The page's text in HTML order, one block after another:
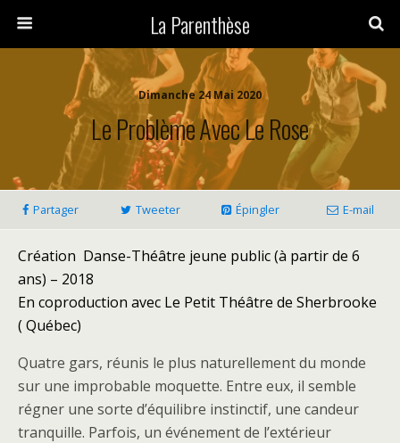
La Parenthèse
Dimanche 24 Mai 2020
Le Problème Avec Le Rose
Partager Tweeter Épingler E-mail
Création Danse-Théâtre jeune public (à partir de 6
ans) – 2018
En coproduction avec Le Petit Théâtre de Sherbrooke
( Québec)
Quatre gars, réunis le plus naturellement du monde
sur une improbable moquette. Entre eux, il semble
régner une sorte d’équilibre instinctif, une candeur
tranquille. Parfois, un événement de l’extérieur